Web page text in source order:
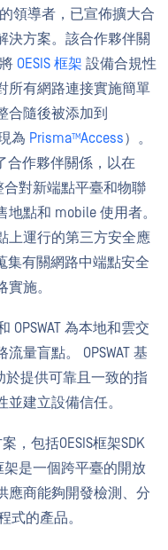
領導者，已宣佈擴大合
決方案。該合作夥伴關
OESIS 框架 設備合規性
所有網路連接實施簡單
合隨後被添加到
為 PrismaTMAccess）。
合作夥伴關係，以在
合對新端點平臺和物聯
點和 mobile 使用者。
上運行的第三方安全應
集有關網路中端點安全
施。
OPSWAT 為本地和雲交
量盲點。 OPSWAT 基
於提供可靠且一致的指
建立設備信任。
，包括OESIS框架SDK
架是一個跨平臺的開放
應商能夠開發檢測、分
式的產品。